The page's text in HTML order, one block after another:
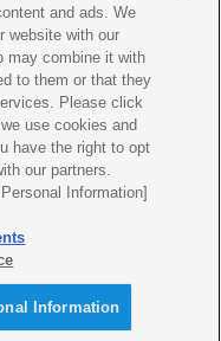
Cookie ポリシー
and ads. We
website with our
may combine it with
to them or that they
Please click
use cookies and
have the right to opt
our partners.
Information]
Information